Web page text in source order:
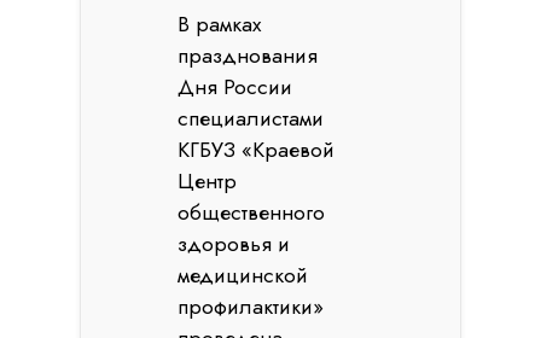
В рамках
празднования
Дня России
специалистами
КГБУЗ «Краевой
Центр
общественного
здоровья и
медицинской
профилактики»